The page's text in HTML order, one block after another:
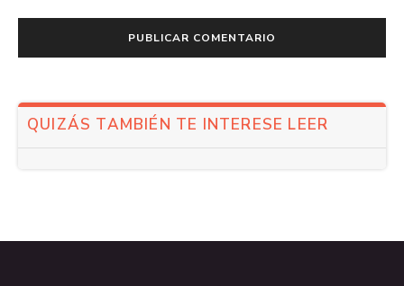
QUIZÁS TAMBIÉN TE INTERESE LEER